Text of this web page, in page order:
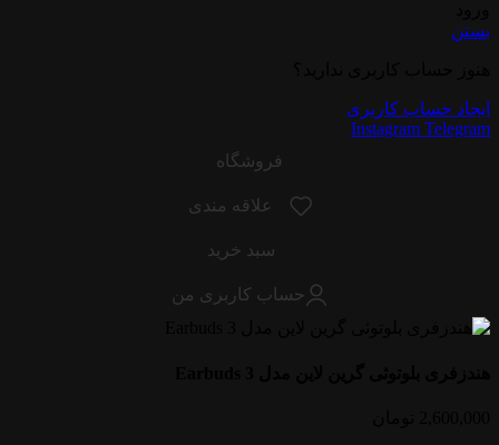
بستن
ایجاد حساب کاربری
Instagram Telegram
فروشگاه
علاقه مندی
سبد خرید
حساب کاربری من